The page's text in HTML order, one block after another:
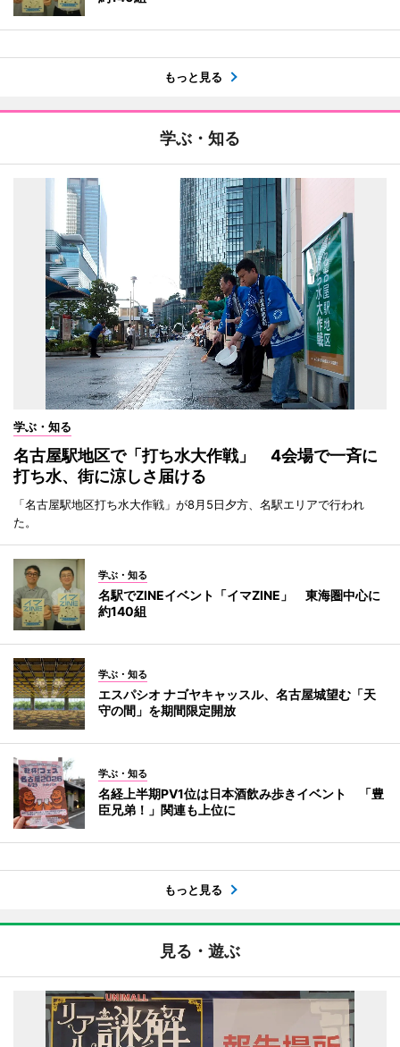
もっと見る
学ぶ・知る
学ぶ・知る
名古屋駅地区で「打ち水大作戦」 4会場で一斉に
打ち水、街に涼しさ届ける
「名古屋駅地区打ち水大作戦」が8月5日夕方、名駅エリアで行われ
た。
学ぶ・知る
名駅でZINEイベント「イマZINE」 東海圏中心に
約140組
学ぶ・知る
エスパシオ ナゴヤキャッスル、名古屋城望む「天
守の間」を期間限定開放
学ぶ・知る
名経上半期PV1位は日本酒飲み歩きイベント 「豊
臣兄弟！」関連も上位に
もっと見る
見る・遊ぶ